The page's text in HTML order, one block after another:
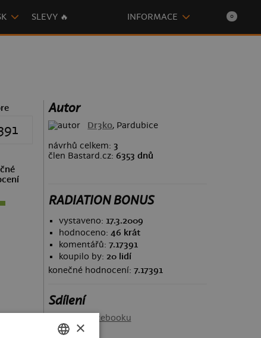
SLEVY 🔥 INFORMACE 0
Autor
Dr3ko, Pardubice
návrhů celkem: 3
člen Bastard.cz: 6353 dnů
RADIATION BONUS
vystaveno: 17.3.2009
hodnoceno: 46 krát
komentářů: 7.17391
koupilo by: 20 lidí
konečné hodnocení: 7.17391
Sdílení
Sdílet na Facebooku
×